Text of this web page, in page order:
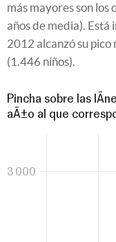
más mayores son
años de media). Está
2012 alcanzó su pico
(1.446 niños).